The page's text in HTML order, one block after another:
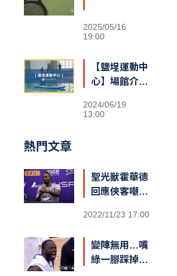
2025/05/16
19:00
【鹽埕運動中
心】場館介紹
2024/06/19
13:00
熱門文章
聖光獸霍華德
回應俠客嘲諷
仇恨！我擁有
隊友，台灣給
我一對翅膀」
2022/11/23 17:00
變陣無用…嘴
綠一腳踩掉勇